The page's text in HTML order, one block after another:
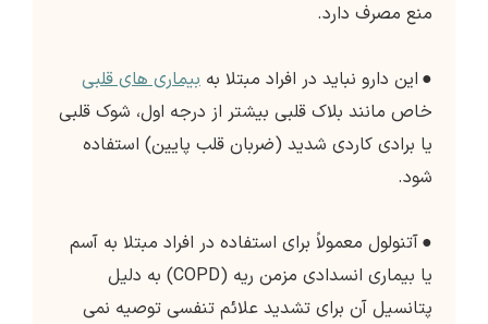
منع مصرف دارد.
● این دارو نباید در افراد مبتلا به بیماری های قلبی
خاص مانند بلاک قلبی بیشتر از درجه اول، شوک قلبی
یا برادی کاردی شدید (ضربان قلب پایین) استفاده
شود.
●آتنولول معمولاً برای استفاده در افراد مبتلا به آسم
یا بیماری انسدادی مزمن ریه (COPD) به دلیل
پتانسیل آن برای تشدید علائم تنفسی توصیه نمی